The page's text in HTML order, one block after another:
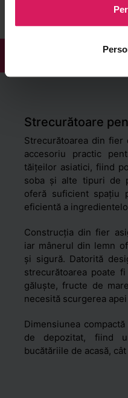
Strecurătoare
Strecurătoarea din
accesoriu practic
tăițeilor asiatici, fiind
soba și alte tipuri de
oferă suficient spațiu
eficientă a
Construcția din fier
iar mânerul din lemn
și sigură. Datorită
strecurătoarea poate
găluște, fructe de
necesită scurgerea
Dimensiunea
de depozitat, fiind
bucătăriile de acasă,